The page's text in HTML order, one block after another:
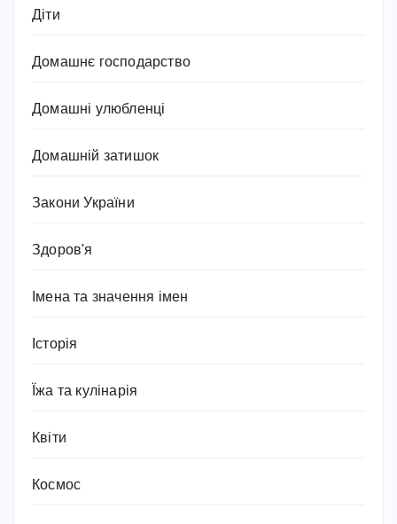
Діти
Домашнє господарство
Домашні улюбленці
Домашній затишок
Закони України
Здоров'я
Імена та значення імен
Історія
Їжа та кулінарія
Квіти
Космос